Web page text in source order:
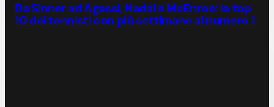
Da Sinner ad Agassi, Nadal e McEnroe: la top
10 dei tennisti con più settimane al numero 1